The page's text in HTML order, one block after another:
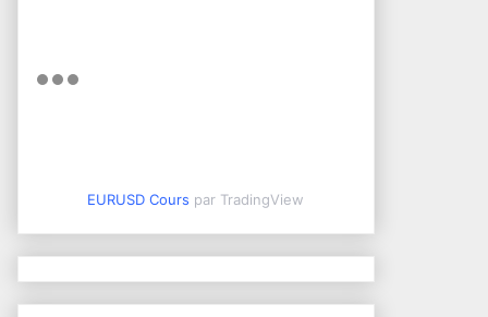
EURUSD Cours par TradingView